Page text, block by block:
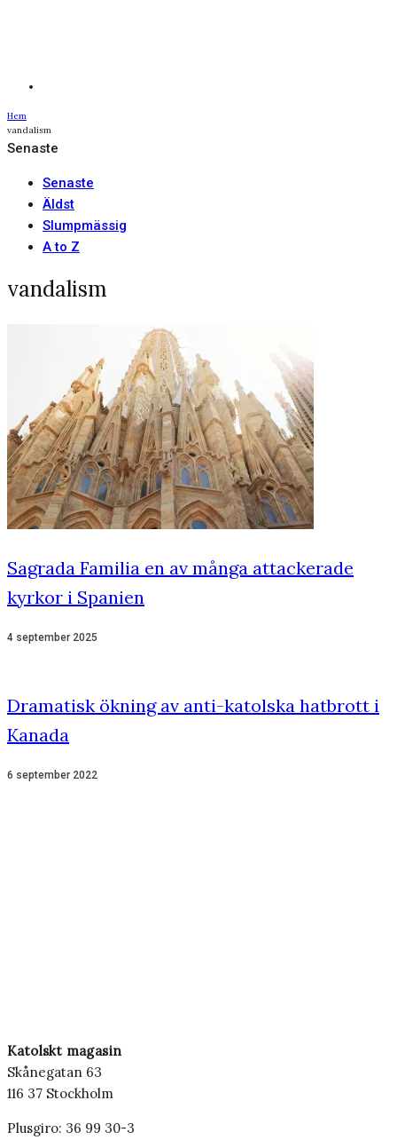
Hem
vandalism
Senaste
Senaste
Äldst
Slumpmässig
A to Z
vandalism
Sagrada Familia en av många attackerade
kyrkor i Spanien
4 september 2025
Dramatisk ökning av anti-katolska hatbrott i
Kanada
6 september 2022
Katolskt magasin
Skånegatan 63
116 37 Stockholm
Plusgiro: 36 99 30-3